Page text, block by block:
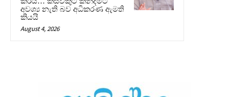
අවශ්‍ය නැති බව අධිකරණ ඇමති
කියයි
August 4, 2026